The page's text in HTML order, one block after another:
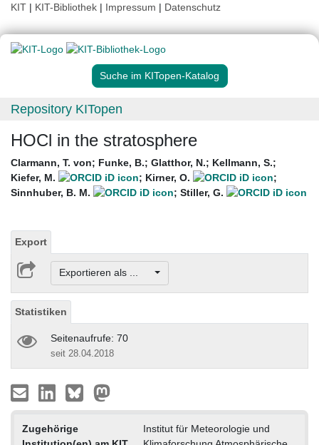
KIT | KIT-Bibliothek | Impressum | Datenschutz
Suche im KITopen-Katalog
Repository KITopen
HOCl in the stratosphere
Clarmann, T. von; Funke, B.; Glatthor, N.; Kellmann, S.;
Kiefer, M.
; Kirner, O.
;
Sinnhuber, B. M.
; Stiller, G.
Export
Exportieren als ...
Statistiken
Seitenaufrufe: 70
seit 28.04.2018
Zugehörige
Institut für Meteorologie und